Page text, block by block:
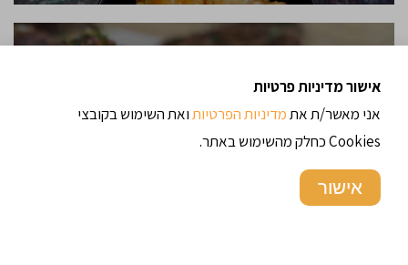
אישור מדיניות פרטיות
אני מאשר/ת אתמדיניות הפרטיותואת השימוש בקובצי
Cookies כחלק מהשימוש באתר.
אישור